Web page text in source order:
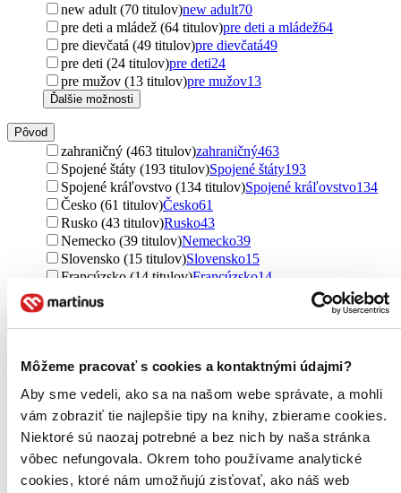
Môžeme pracovať s cookies a kontaktnými údajmi?
Aby sme vedeli, ako sa na našom webe správate, a mohli
vám zobraziť tie najlepšie tipy na knihy, zbierame cookies.
Niektoré sú naozaj potrebné a bez nich by naša stránka
vôbec nefungovala. Okrem toho používame analytické
cookies, ktoré nám umožňujú zisťovať, ako náš web
new adult (70 titulov)new adult70
pre deti a mládež (64 titulov)pre deti a mládež64
pre dievčatá (49 titulov)pre dievčatá49
pre deti (24 titulov)pre deti24
pre mužov (13 titulov)pre mužov13
Ďalšie možnosti
Pôvod
zahraničný (463 titulov)zahraničný463
Spojené štáty (193 titulov)Spojené štáty193
Spojené kráľovstvo (134 titulov)Spojené kráľovstvo134
Česko (61 titulov)Česko61
Rusko (43 titulov)Rusko43
Nemecko (39 titulov)Nemecko39
Slovensko (15 titulov)Slovensko15
Francúzsko (14 titulov)Francúzsko14
Austrália (12 titulov)
severský (11 titulov)
Nórsko (9 titulov)Nórsko9
Kolumbia (8 titulov)Kolumbia8
Kanada (3 tituly)Kanada3
Taliansko (3 tituly)Taliansko3
Poľsko (3 tituly)Poľsko3
Švédsko (2 tituly)Švédsko2
Maďarsko (2 tituly)
Maďarsko 2